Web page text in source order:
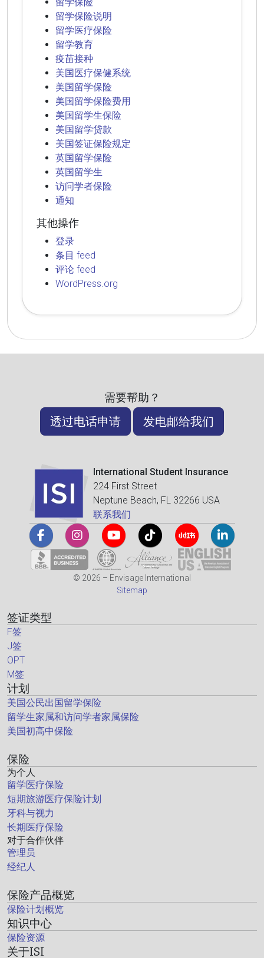
留学保险说明
留学医疗保险
留学教育
疫苗接种
美国医疗保健系统
美国留学保险
美国留学保险费用
美国留学生保险
美国留学贷款
美国签证保险规定
英国留学保险
英国留学生
访问学者保险
通知
其他操作
登录
条目 feed
评论 feed
WordPress.org
需要帮助？
透过电话申请 发电邮给我们
International Student Insurance
224 First Street
Neptune Beach, FL 32266 USA
联系我们
© 2026 – Envisage International
Sitemap
签证类型
F签
J签
OPT
M签
计划
美国公民出国留学保险
留学生家属和访问学者家属保险
美国初高中保险
保险
为个人
留学医疗保险
短期旅游医疗保险计划
牙科与视力
长期医疗保险
对于合作伙伴
管理员
经纪人
保险产品概览
保险计划概览
知识中心
保险资源
关于ISI